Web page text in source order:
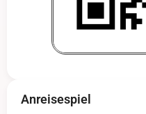
Anreisespiel